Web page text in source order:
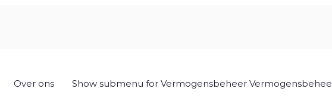
Over ons Show submenu for Vermogensbeheer